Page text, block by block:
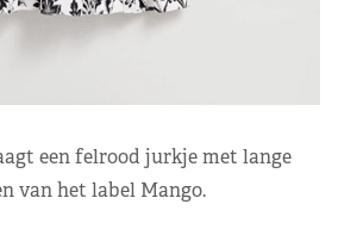
een felrood jurkje met lange
van het label Mango.